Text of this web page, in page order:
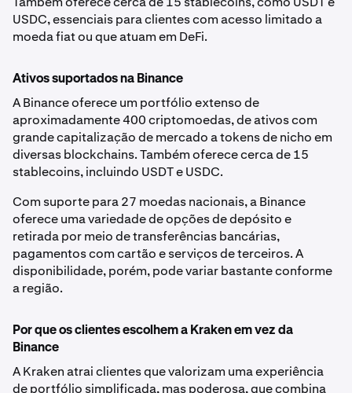
USDC, essenciais para clientes com acesso limitado a
moeda fiat ou que atuam em DeFi.
Ativos suportados na Binance
A Binance oferece um portfólio extenso de
aproximadamente 400 criptomoedas, de ativos com
grande capitalização de mercado a tokens de nicho em
diversas blockchains. Também oferece cerca de 15
stablecoins, incluindo USDT e USDC.
Com suporte para 27 moedas nacionais, a Binance
oferece uma variedade de opções de depósito e
retirada por meio de transferências bancárias,
pagamentos com cartão e serviços de terceiros. A
disponibilidade, porém, pode variar bastante conforme
a região.
Por que os clientes escolhem a Kraken em vez da
Binance
A Kraken atrai clientes que valorizam uma experiência
de portfólio simplificada, mas poderosa, que combina